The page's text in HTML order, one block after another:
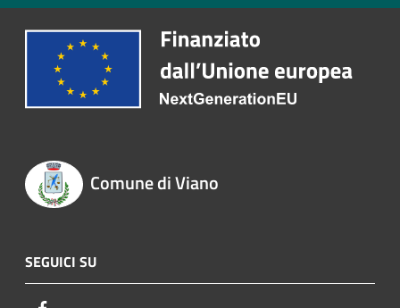
Comune di Viano
SEGUICI SU